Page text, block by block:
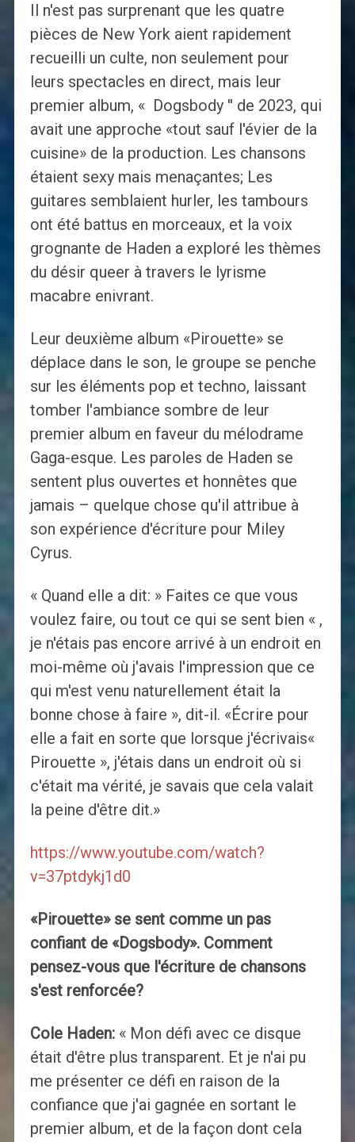
Il n'est pas surprenant que les quatre
pièces de New York aient rapidement
recueilli un culte, non seulement pour
leurs spectacles en direct, mais leur
premier album, « Dogsbody '' de 2023, qui
avait une approche «tout sauf l'évier de la
cuisine» de la production. Les chansons
étaient sexy mais menaçantes; Les
guitares semblaient hurler, les tambours
ont été battus en morceaux, et la voix
grognante de Haden a exploré les thèmes
du désir queer à travers le lyrisme
macabre enivrant.
Leur deuxième album «Pirouette» se
déplace dans le son, le groupe se penche
sur les éléments pop et techno, laissant
tomber l'ambiance sombre de leur
premier album en faveur du mélodrame
Gaga-esque. Les paroles de Haden se
sentent plus ouvertes et honnêtes que
jamais – quelque chose qu'il attribue à
son expérience d'écriture pour Miley
Cyrus.
« Quand elle a dit: » Faites ce que vous
voulez faire, ou tout ce qui se sent bien « ,
je n'étais pas encore arrivé à un endroit en
moi-même où j'avais l'impression que ce
qui m'est venu naturellement était la
bonne chose à faire », dit-il. «Écrire pour
elle a fait en sorte que lorsque j'écrivais«
Pirouette », j'étais dans un endroit où si
c'était ma vérité, je savais que cela valait
la peine d'être dit.»
https://www.youtube.com/watch?
v=37ptdykj1d0
«Pirouette» se sent comme un pas
confiant de «Dogsbody». Comment
pensez-vous que l'écriture de chansons
s'est renforcée?
Cole Haden:« Mon défi avec ce disque
était d'être plus transparent. Et je n'ai pu
me présenter ce défi en raison de la
confiance que j'ai gagnée en sortant le
premier album, et de la façon dont cela